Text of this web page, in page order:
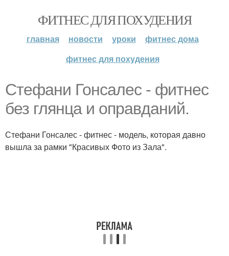
ФИТНЕС ДЛЯ ПОХУДЕНИЯ
главная новости уроки
фитнес дома
фитнес для похудения
Стефани Гонсалес - фитнес
без глянца и оправданий.
Стефани Гонсалес - фитнес - модель, которая давно
вышла за рамки "Красивых Фото из Зала".